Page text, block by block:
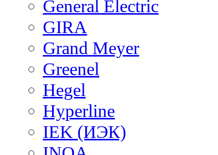
General Electric
GIRA
Grand Meyer
Greenel
Hegel
Hyperline
IEK (ИЭК)